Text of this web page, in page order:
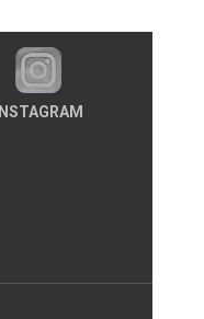
INSTAGRAM